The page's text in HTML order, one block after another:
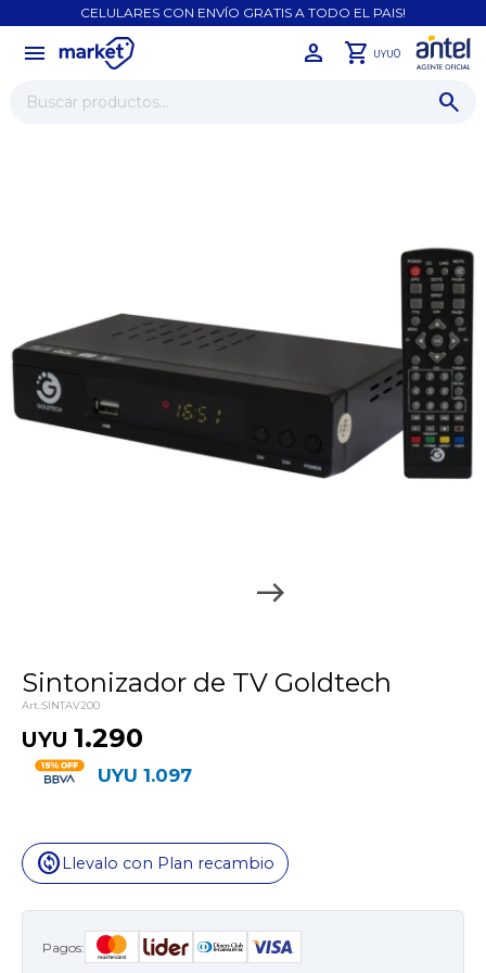
CELULARES CON ENVÍO GRATIS A TODO EL PAIS!
menu UYU0
Sintonizador de TV Goldtech
SINTAV200
UYU 1.290
UYU 1.097
change_circleLlevalo con Plan recambio
Pagos:
close